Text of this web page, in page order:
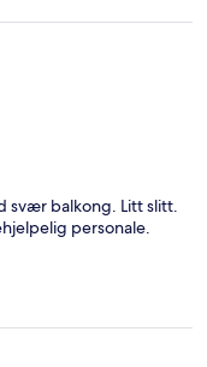
und würde
svær balkong. Litt slitt.
personale.